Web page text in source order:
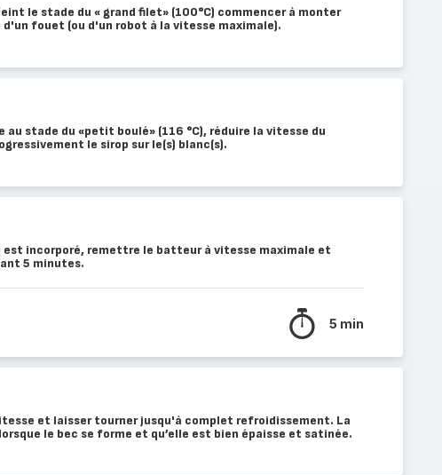
le stade du « grand filet» (100°C) commencer à monter
d'un fouet (ou d'un robot à la vitesse maximale).
au stade du «petit boulé» (116 °C), réduire la vitesse du
le sirop sur le(s) blanc(s).
est incorporé, remettre le batteur à vitesse maximale et
5 minutes.
5 min
et laisser tourner jusqu'à complet refroidissement. La
le bec se forme et qu’elle est bien épaisse et satinée.